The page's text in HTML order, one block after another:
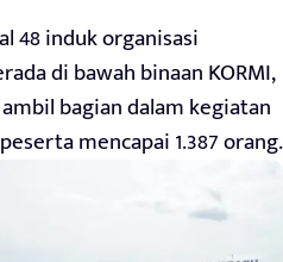
48 induk organisasi
di bawah binaan KORMI,
bagian dalam kegiatan
mencapai 1.387 orang.